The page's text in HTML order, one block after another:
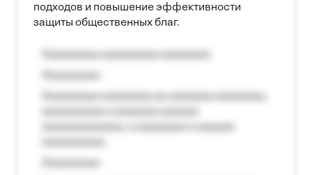
подходов и повышение эффективности
защиты общественных благ.